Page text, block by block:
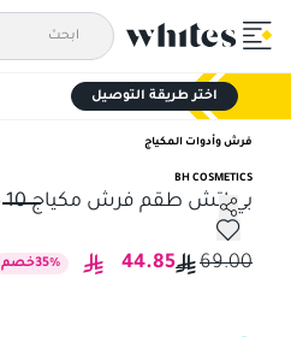
اختر طريقة التوصيل
فرش وأدوات المكياج
BH COSMETICS
بي اتش طقم فرش مكياج 10 حبة - بينك
بي اتش طقم فرش مكياج 10 حبة - بينك
69.00
44.85
35% خصم